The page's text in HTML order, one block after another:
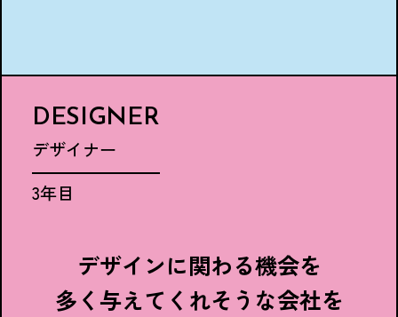
DESIGNER
デザイナー
3年目
デザインに関わる機会を
多く与えてくれそうな会社を